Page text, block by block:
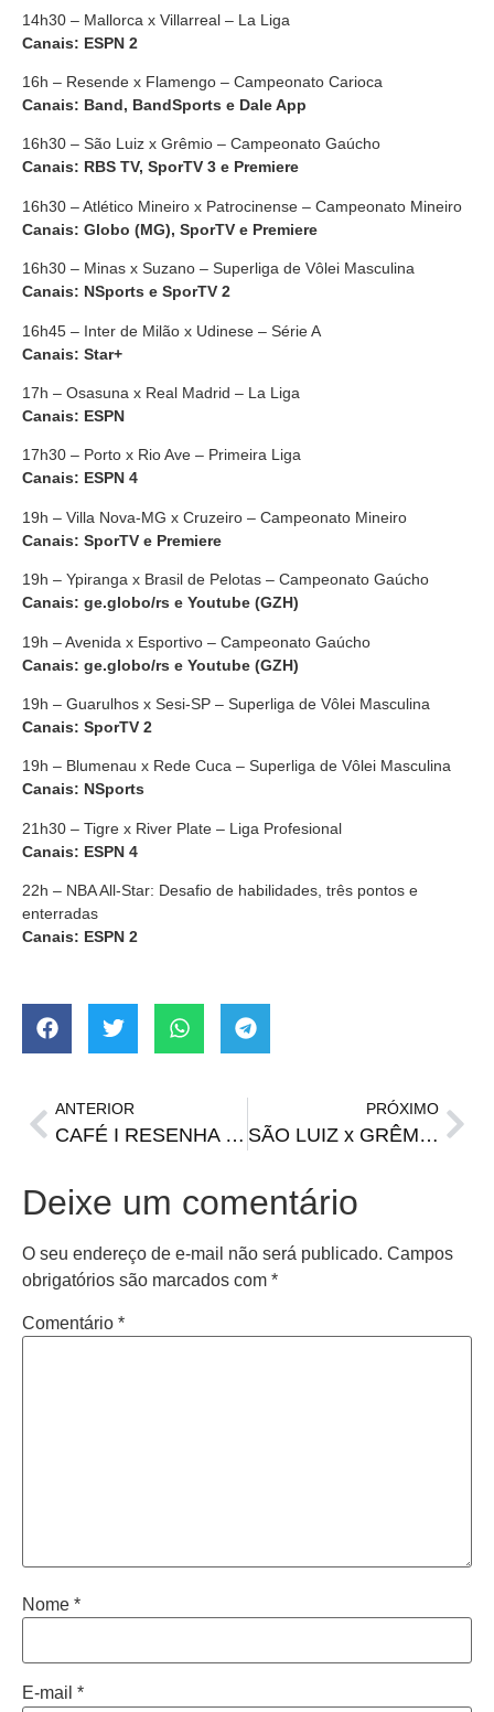
14h30 – Mallorca x Villarreal – La Liga
Canais: ESPN 2
16h – Resende x Flamengo – Campeonato Carioca
Canais: Band, BandSports e Dale App
16h30 – São Luiz x Grêmio – Campeonato Gaúcho
Canais: RBS TV, SporTV 3 e Premiere
16h30 – Atlético Mineiro x Patrocinense – Campeonato Mineiro
Canais: Globo (MG), SporTV e Premiere
16h30 – Minas x Suzano – Superliga de Vôlei Masculina
Canais: NSports e SporTV 2
16h45 – Inter de Milão x Udinese – Série A
Canais: Star+
17h – Osasuna x Real Madrid – La Liga
Canais: ESPN
17h30 – Porto x Rio Ave – Primeira Liga
Canais: ESPN 4
19h – Villa Nova-MG x Cruzeiro – Campeonato Mineiro
Canais: SporTV e Premiere
19h – Ypiranga x Brasil de Pelotas – Campeonato Gaúcho
Canais: ge.globo/rs e Youtube (GZH)
19h – Avenida x Esportivo – Campeonato Gaúcho
Canais: ge.globo/rs e Youtube (GZH)
19h – Guarulhos x Sesi-SP – Superliga de Vôlei Masculina
Canais: SporTV 2
19h – Blumenau x Rede Cuca – Superliga de Vôlei Masculina
Canais: NSports
21h30 – Tigre x River Plate – Liga Profesional
Canais: ESPN 4
22h – NBA All-Star: Desafio de habilidades, três pontos e
enterradas
Canais: ESPN 2
ANTERIOR
CAFÉ I RESENHA | Bate-papo com o Mago e debates esportivos na manhã de sábado
PRÓXIMO
SÃO LUIZ x GRÊMIO | onde assistir, escalações, horário e arbitragem
Deixe um comentário
O seu endereço de e-mail não será publicado. Campos
obrigatórios são marcados com *
Comentário *
Nome *
E-mail *